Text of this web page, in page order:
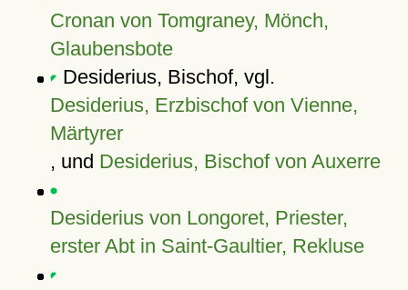
Cronan von Tomgraney, Mönch,
Glaubensbote
Desiderius, Bischof, vgl.
Desiderius, Erzbischof von Vienne,
Märtyrer
, und Desiderius, Bischof von Auxerre
Desiderius von Longoret, Priester,
erster Abt in Saint-Gaultier, Rekluse